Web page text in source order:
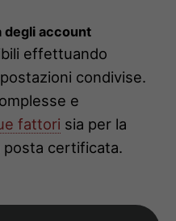
degli account
effettuando
condivise.
e
fattori sia per la
posta certificata.